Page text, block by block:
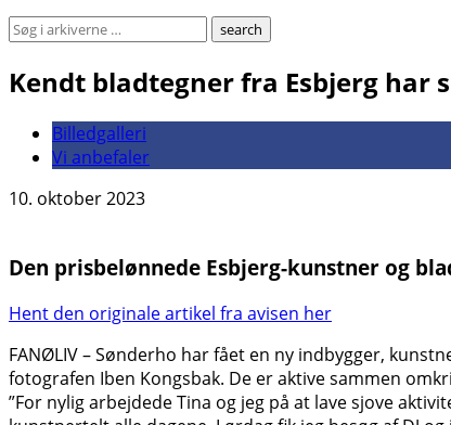
Kendt bladtegner fra Esbjerg har
Billedgalleri
Vi anbefaler
10. oktober 2023
Den prisbelønnede Esbjerg-kunstner og
Hent den originale artikel fra avisen her
FANØLIV – Sønderho har fået en ny indbygger,
fotografen Iben Kongsbak. De er aktive sammen
”For nylig arbejdede Tina og jeg på at lave sjove